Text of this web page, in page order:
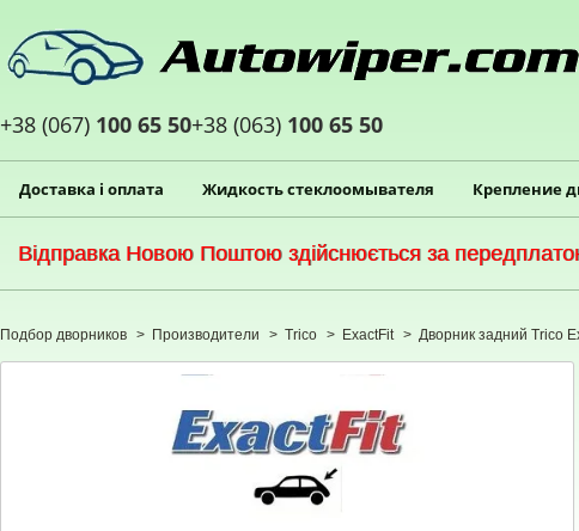
+38 (067) 100 65 50+38 (063) 100 65 50
Доставка і оплата Жидкость стеклоомывателя Крепление
Відправка Новою Поштою здійснюється за
Подбор дворников > Производители > Trico > ExactFit > Дворник задний Trico